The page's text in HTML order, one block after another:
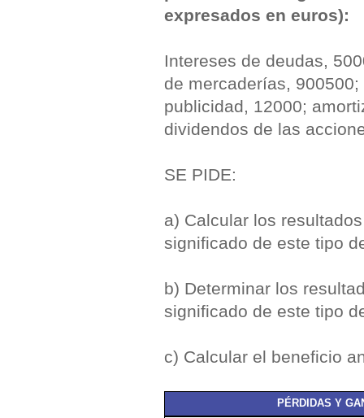
expresados en euros):
Intereses de deudas,
de mercaderías,
publicidad, 12000;
dividendos de las
SE PIDE:
a) Calcular los
significado de este tipo
b) Determinar los
significado de este tipo
c) Calcular el beneficio
PÉRDIDAS Y